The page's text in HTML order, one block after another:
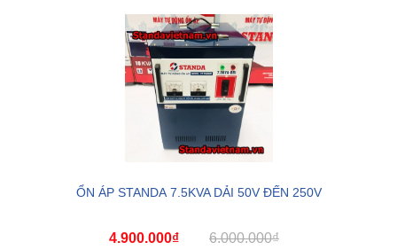
ỔN ÁP STANDA 7.5KVA DẢI 50V ĐẾN 250V
4.900.000₫ 6.000.000₫